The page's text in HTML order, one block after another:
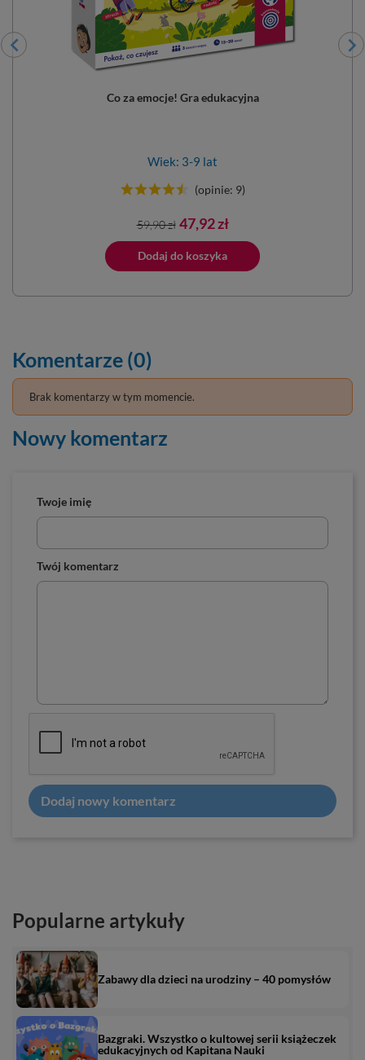
Co za emocje! Gra edukacyjna
Wiek: 3-9 lat
(opinie: 9)
Cena
podstawowa
59,90 zł Cena
47,92 zł
Dodaj do koszyka
Komentarze (0)
Brak komentarzy w tym momencie.
Nowy komentarz
Twoje imię
Twój komentarz
Dodaj nowy komentarz
Popularne artykuły
Zabawy dla dzieci na urodziny – 40 pomysłów
Bazgraki. Wszystko o kultowej serii książeczek
edukacyjnych od Kapitana Nauki